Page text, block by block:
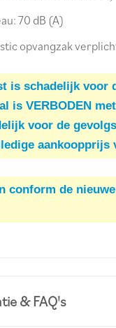
70 dB (A)
opvangzak
is schadelijk voor
is VERBODEN
voor de
aankoopprijs
conform de
& FAQ's